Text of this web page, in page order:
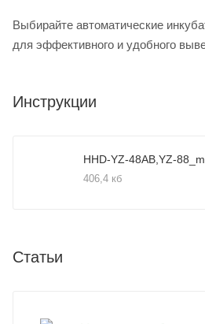
Выбирайте автоматические
для эффективного и удобного
Инструкции
HHD-YZ-48AB,YZ-
406,4 кб
Статьи